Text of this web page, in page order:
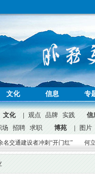
文化 信息 专
文化 | 观点 品牌 实践
信
场 招聘 求职 博苑 | 图片
设者冲刺“开门红” 何立峰检查